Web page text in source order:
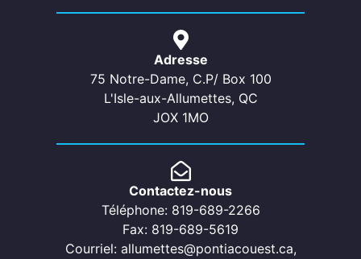
Adresse
75 Notre-Dame, C.P/ Box 100
L'Isle-aux-Allumettes, QC
JOX 1MO
Contactez-nous
Téléphone: 819-689-2266
Fax: 819-689-5619
Courriel: allumettes@pontiacouest.ca,